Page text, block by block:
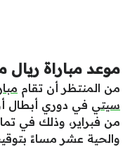
موعد مباراة
من المنتظر أن تقام
سيتي
من فبراير، وذلك في
والحية عشر مساءً